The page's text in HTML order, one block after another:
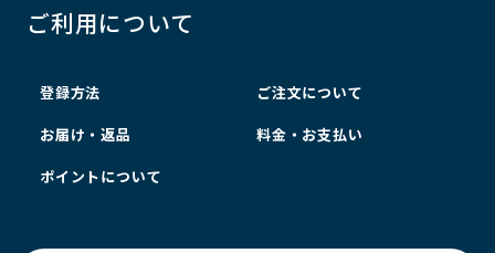
ご利用について
登録方法 ご注文について
お届け・返品 料金・お支払い
ポイントについて